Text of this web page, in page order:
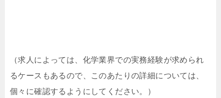
（求人によっては、化学業界での実務経験が求められ
るケースもあるので、このあたりの詳細については、
個々に確認するようにしてください。）